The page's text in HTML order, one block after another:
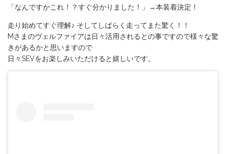
「なんですかこれ！？すぐ分かりました！」→本装着決定！
走り始めてすぐ理解♪ そしてしばらく走ってまた驚く！！
Mさまのヴェルファイアは日々活用されるとの事ですので様々な驚
きがあるかと思いますので
日々SEVをお楽しみいただけると嬉しいです。